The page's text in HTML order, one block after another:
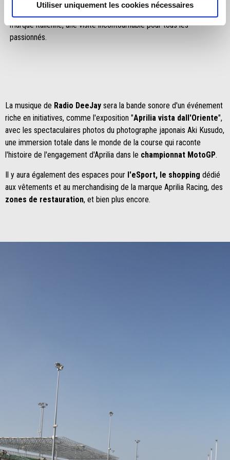
Utiliser uniquement les cookies nécessaires
avec les motos de course qui ont construit la légende de la
marque italienne, une visite incontournable pour tous les
passionnés.
La musique de Radio DeeJay sera la bande sonore d'un événement
riche en initiatives, comme l'exposition "Aprilia vista dall'Oriente",
avec les spectaculaires photos du photographe japonais Aki Kusudo,
une immersion totale dans le monde de la course qui raconte
l'histoire de l'engagement d'Aprilia dans le championnat MotoGP.
Il y aura également des espaces pour l'eSport, le shopping dédié
aux vêtements et au merchandising de la marque Aprilia Racing, des
zones de restauration, et bien plus encore.